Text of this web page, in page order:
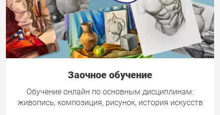
Заочное обучение
Обучение онлайн по основным дисциплинам:
живопись, композиция, рисунок, история искусств